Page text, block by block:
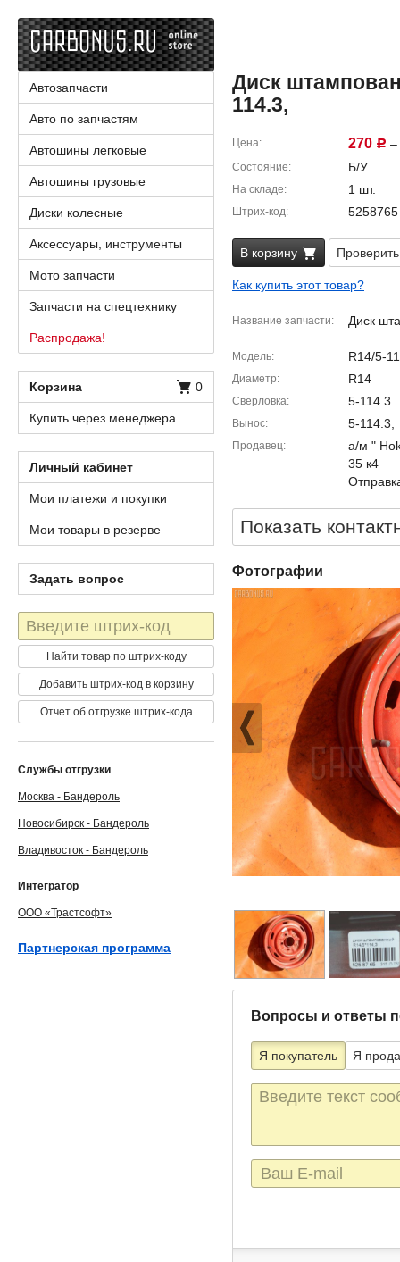
Диск
114.3,
Цена 270 Р –
Состояние Б/У
На складе 1 шт.
Штрих-код 5258765
В корзину
Как купить этот товар?
Название запчасти Диск
Модель R14/5-
Диаметр R14
Сверловка 5-114.3
Вынос 5-114.3,
Продавец
а/м "
35 к4
Показать
Фотографии
Вопросы и ответы
Я покупатель Я
Текст
сообщения
E-
mail
Автозапчасти
Авто по запчастям
Автошины легковые
Автошины грузовые
Диски колесные
Аксессуары, инструменты
Мото запчасти
Запчасти на спецтехнику
Распродажа!
Корзина 0
Купить через менеджера
Личный кабинет
Мои платежи и покупки
Мои товары в резерве
Задать вопрос
Штрих-
код
Найти товар по штрих-коду
Добавить штрих-код в корзину
Отчет об отгрузке штрих-кода
Службы отгрузки
Москва - Бандероль
Новосибирск - Бандероль
Владивосток - Бандероль
Интегратор
ООО «Трастсофт»
Партнерская программа